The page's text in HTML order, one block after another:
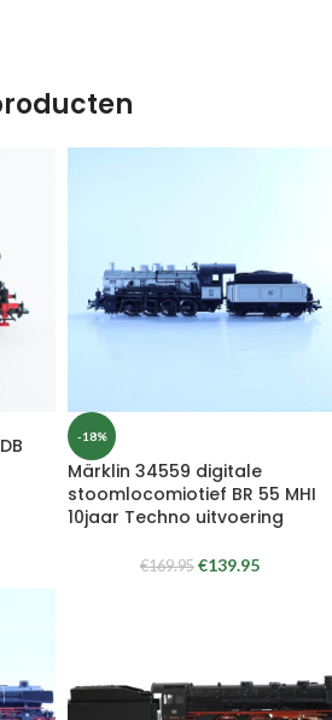
-18%
Märklin 34559 digitale
stoomlocomiotief BR 55 MHI
10jaar Techno uitvoering
€169.95 €139.95